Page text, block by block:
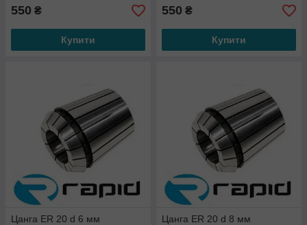
550 ₴
Купити
550 ₴
Купити
Цанга ER 20 d 6 мм
Цанга ER 20 d 8 мм